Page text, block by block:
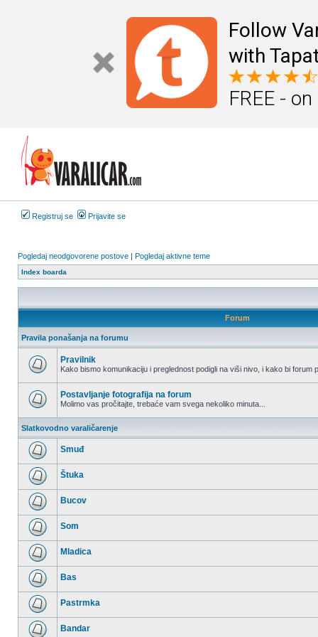
Follow
with
FREE -
Registruj se Prijavite se
Pogledaj neodgovorene postove | Pogledaj aktivne teme
Index boarda
Forum
Pravila ponašanja na forumu
nepročitanih
postova
Pravilnik
Kako bismo komunikaciju i preglednost podigli na viši nivo, i kako bi forum
nepročitanih
postova
Postavljanje fotografija na forum
Molimo vas pročitajte, trebaće vam svega nekoliko minuta...
Slatkovodno varaličarenje
Nema
nepročitanih
postova
Smuđ
Nema
nepročitanih
postova
Štuka
Nema
nepročitanih
postova
Bucov
Nema
nepročitanih
postova
Som
Nema
nepročitanih
postova
Mladica
Nema
nepročitanih
postova
Bas
Nema
nepročitanih
postova
Pastrmka
Bandar